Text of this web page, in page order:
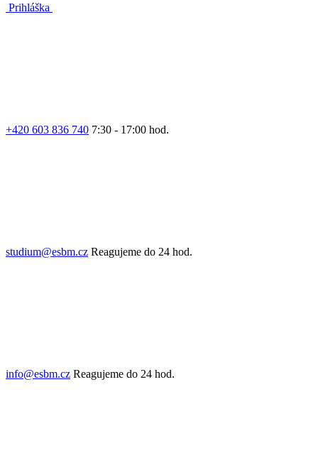
Prihláška
+420 603 836 740 7:30 - 17:00 hod.
studium@esbm.cz Reagujeme do 24 hod.
info@esbm.cz Reagujeme do 24 hod.